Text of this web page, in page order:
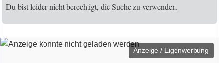
Du bist leider nicht berechtigt, die Suche zu verwenden.
Anzeige / Eigenwerbung